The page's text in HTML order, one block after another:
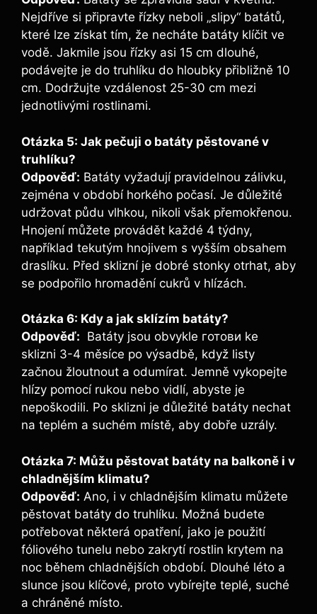
Nejdříve​ si ⁢připravte řízky neboli „slipy“ batátů,
které lze ‍získat tím, že necháte⁢ batáty klíčit ve
vodě. Jakmile jsou ​řízky asi 15‌ cm dlouhé,
⁣podávejte je do truhlíku do ⁢hloubky přibližně⁣ 10
cm. Dodržujte vzdálenost 25-30 cm mezi⁤
jednotlivými rostlinami.
Otázka 5: Jak pečuji o batáty pěstované ​v
truhlíku?
Odpověď: Batáty vyžadují‌ pravidelnou zálivku,
zejména v‍ období horkého ⁤počasí. Je důležité
udržovat půdu vlhkou, nikoli však přemokřenou.​
Hnojení ⁣můžete provádět každé 4 týdny,
⁢například tekutým ‌hnojivem s vyšším⁤ obsahem
draslíku. Před sklizní je dobré stonky otrhat, aby
se podpořilo hromadění cukrů v hlízách.
Otázka ⁣6: Kdy a ⁣jak⁢ sklízím batáty?
Odpověď: ​ Batáty jsou obvykle готови ke
sklizni 3-4 měsíce ​po výsadbě, když ⁣listy
začnou žloutnout a odumírat. Jemně vykopejte
hlízy pomocí rukou ‍nebo vidlí, ⁣abyste je
nepoškodili. Po sklizni ‌je ‍důležité batáty nechat
na teplém a suchém místě, aby dobře uzrály.
Otázka ⁢7: ​Můžu pěstovat batáty‍ na balkoně i v⁢
chladnějším klimatu?
Odpověď: Ano,⁢ i v chladnějším klimatu můžete
pěstovat​ batáty do truhlíku. Možná budete⁣
potřebovat některá opatření, ‌jako je použití
fóliového tunelu nebo zakrytí rostlin krytem na⁤
noc během chladnějších období. ⁢Dlouhé léto a
slunce jsou ‍klíčové, ⁢proto‍ vybírejte teplé, suché
a chráněné místo.